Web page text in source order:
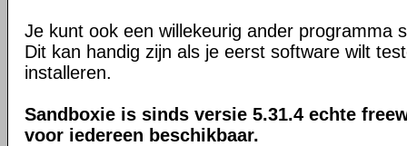
Je kunt ook een willekeurig ander programma
Dit kan handig zijn als je eerst software wilt
installeren.
Sandboxie is sinds versie 5.31.4 echte
voor iedereen beschikbaar.